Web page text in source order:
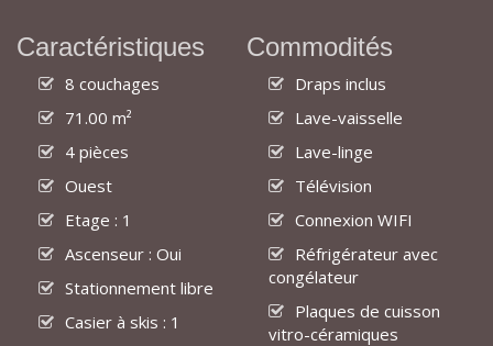
Caractéristiques
8 couchages
71.00 m²
4 pièces
Ouest
Etage : 1
Ascenseur : Oui
Stationnement libre
Casier à skis : 1
Commodités
Draps inclus
Lave-vaisselle
Lave-linge
Télévision
Connexion WIFI
Réfrigérateur avec
congélateur
Plaques de cuisson
vitro-céramiques